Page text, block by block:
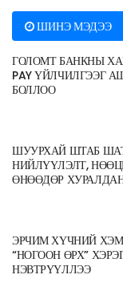
ШИНЭ МЭДЭЭ
ГОЛОМТ БАНКНЫ
PAY ҮЙЛЧИЛГЭЭГ
БОЛЛОО
ШУУРХАЙ ШТАБ
НИЙЛҮҮЛЭЛТ,
ӨНӨӨДӨР
ЭРЧИМ ХҮЧНИЙ
“НОГООН ӨРХ”
НЭВТРҮҮЛЛЭЭ